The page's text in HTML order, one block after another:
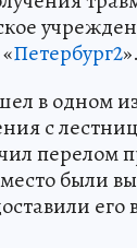
Петербург2».
в одном
с
перелом
были
его